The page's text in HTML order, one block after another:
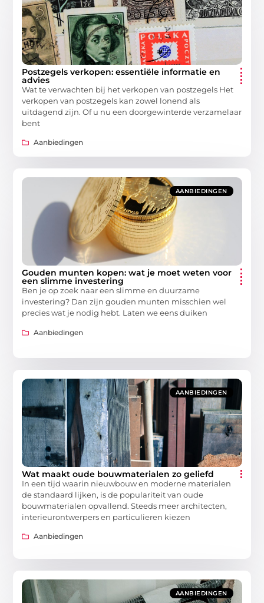
Postzegels verkopen: essentiële informatie en
advies
Wat te verwachten bij het verkopen van postzegels Het
verkopen van postzegels kan zowel lonend als
uitdagend zijn. Of u nu een doorgewinterde verzamelaar
bent
Aanbiedingen
AANBIEDINGEN
Gouden munten kopen: wat je moet weten voor
een slimme investering
Ben je op zoek naar een slimme en duurzame
investering? Dan zijn gouden munten misschien wel
precies wat je nodig hebt. Laten we eens duiken
Aanbiedingen
AANBIEDINGEN
Wat maakt oude bouwmaterialen zo geliefd
In een tijd waarin nieuwbouw en moderne materialen
de standaard lijken, is de populariteit van oude
bouwmaterialen opvallend. Steeds meer architecten,
interieurontwerpers en particulieren kiezen
Aanbiedingen
AANBIEDINGEN